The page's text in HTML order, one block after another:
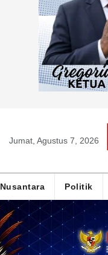
Jumat, Agustus 7, 2026
Nusantara Politik